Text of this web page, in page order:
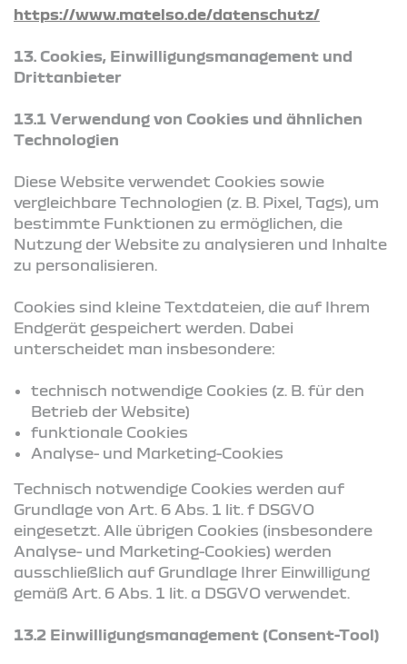
https://www.matelso.de/datenschutz/
13. Cookies, Einwilligungsmanagement und
Drittanbieter
13.1 Verwendung von Cookies und ähnlichen
Technologien
Diese Website verwendet Cookies sowie
vergleichbare Technologien (z. B. Pixel, Tags), um
bestimmte Funktionen zu ermöglichen, die
Nutzung der Website zu analysieren und Inhalte
zu personalisieren.
Cookies sind kleine Textdateien, die auf Ihrem
Endgerät gespeichert werden. Dabei
unterscheidet man insbesondere:
technisch notwendige Cookies (z. B. für den
Betrieb der Website)
funktionale Cookies
Analyse- und Marketing-Cookies
Technisch notwendige Cookies werden auf
Grundlage von Art. 6 Abs. 1 lit. f DSGVO
eingesetzt. Alle übrigen Cookies (insbesondere
Analyse- und Marketing-Cookies) werden
ausschließlich auf Grundlage Ihrer Einwilligung
gemäß Art. 6 Abs. 1 lit. a DSGVO verwendet.
13.2 Einwilligungsmanagement (Consent-Tool)